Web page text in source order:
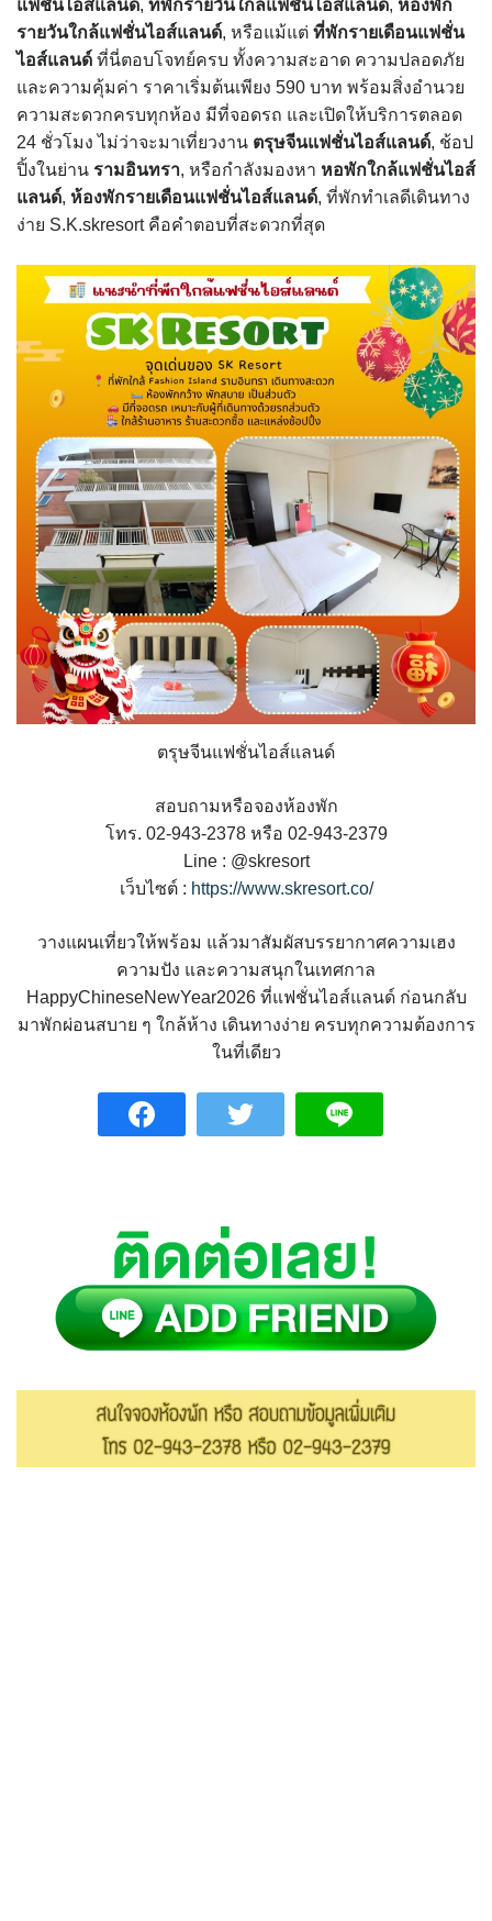
แฟชั่นไอส์แลนด์, ที่พักรายวันใกล้แฟชั่นไอส์แลนด์, ห้องพัก
รายวันใกล้แฟชั่นไอส์แลนด์, หรือแม้แต่ ที่พักรายเดือนแฟชั่น
ไอส์แลนด์ ที่นี่ตอบโจทย์ครบ ทั้งความสะอาด ความปลอดภัย
และความคุ้มค่า ราคาเริ่มต้นเพียง 590 บาท พร้อมสิ่งอำนวย
ความสะดวกครบทุกห้อง มีที่จอดรถ และเปิดให้บริการตลอด
24 ชั่วโมง ไม่ว่าจะมาเที่ยวงาน ตรุษจีนแฟชั่นไอส์แลนด์, ช้อป
ปิ้งในย่าน รามอินทรา, หรือกำลังมองหา หอพักใกล้แฟชั่นไอส์
แลนด์, ห้องพักรายเดือนแฟชั่นไอส์แลนด์, ที่พักทำเลดีเดินทาง
ง่าย S.K.skresort คือคำตอบที่สะดวกที่สุด
ตรุษจีนแฟชั่นไอส์แลนด์
สอบถามหรือจองห้องพัก
โทร. 02-943-2378 หรือ 02-943-2379
Line : @skresort
เว็บไซต์ : https://www.skresort.co/
วางแผนเที่ยวให้พร้อม แล้วมาสัมผัสบรรยากาศความเฮง
ความปัง และความสนุกในเทศกาล
HappyChineseNewYear2026 ที่แฟชั่นไอส์แลนด์ ก่อนกลับ
มาพักผ่อนสบาย ๆ ใกล้ห้าง เดินทางง่าย ครบทุกความต้องการ
ในที่เดียว